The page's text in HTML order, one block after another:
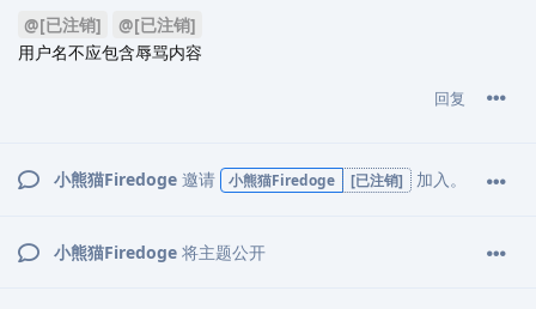
@[已注销]
@[已注销]
用户名不应包含辱骂内容
回复
小熊猫Firedoge 邀请 小熊猫Firedoge [已注销] 加入。
小熊猫Firedoge 将主题公开